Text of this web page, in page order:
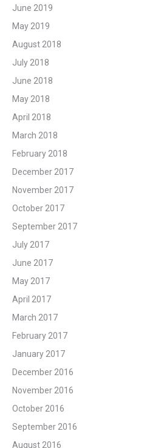
June 2019
May 2019
August 2018
July 2018
June 2018
May 2018
April 2018
March 2018
February 2018
December 2017
November 2017
October 2017
September 2017
July 2017
June 2017
May 2017
April 2017
March 2017
February 2017
January 2017
December 2016
November 2016
October 2016
September 2016
August 2016